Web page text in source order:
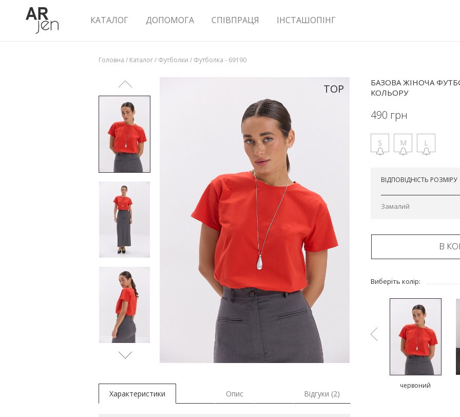
КАТАЛОГ ДОПОМОГА СПІВПРАЦЯ ІНСТАШОПІНГ
Головна / Каталог/ Футболки / Футболка - 69190
БАЗОВА ЖІНОЧА
КОЛЬОРУ
490 грн
S M L
ВІДПОВІДНІСТЬ РОЗМІРУ
Замалий
В
Виберіть колір:
червоний
TOP
Характеристики Опис Відгуки (2)